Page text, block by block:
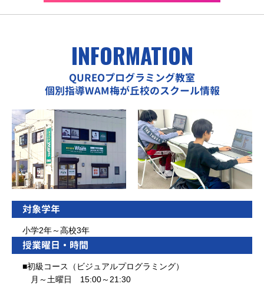
INFORMATION
QUREOプログラミング教室
個別指導WAM梅が丘校のスクール情報
対象学年
小学2年～高校3年
授業曜日・時間
■初級コース（ビジュアルプログラミング）
月～土曜日 15:00～21:30